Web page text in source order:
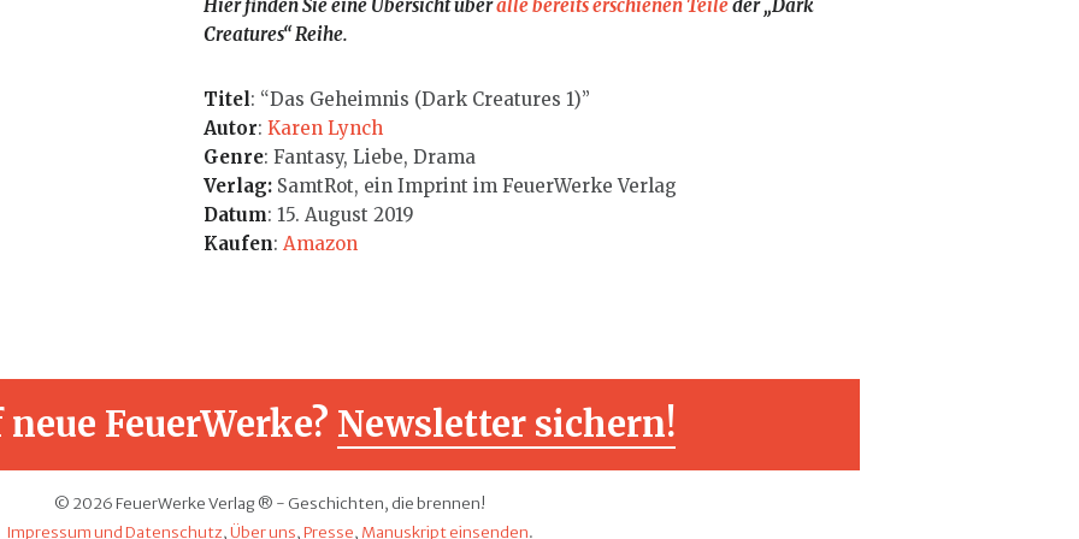
Hier finden Sie eine Übersicht überalle bereits erschienen Teileder „Dark
Creatures“ Reihe.
Titel: “Das Geheimnis (Dark Creatures 1)”
Autor: Karen Lynch
Genre: Fantasy, Liebe, Drama
Verlag: SamtRot, ein Imprint im FeuerWerke Verlag
Datum: 15. August 2019
Kaufen: Amazon
FeuerWerke? Newsletter sichern!
© 2026 FeuerWerke Verlag ® - Geschichten, die brennen!
Impressum und Datenschutz,Über uns,Presse, Manuskript einsenden.